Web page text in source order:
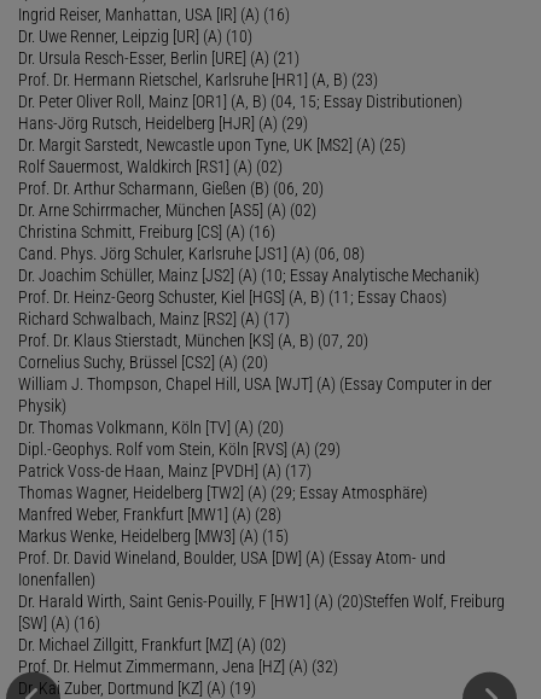
Ingrid Reiser, Manhattan, USA [IR] (A) (16)
Dr. Uwe Renner, Leipzig [UR] (A) (10)
Dr. Ursula Resch-Esser, Berlin [URE] (A) (21)
Prof. Dr. Hermann Rietschel, Karlsruhe [HR1] (A, B) (23)
Dr. Peter Oliver Roll, Mainz [OR1] (A, B) (04, 15; Essay Distributionen)
Hans-Jörg Rutsch, Heidelberg [HJR] (A) (29)
Dr. Margit Sarstedt, Newcastle upon Tyne, UK [MS2] (A) (25)
Rolf Sauermost, Waldkirch [RS1] (A) (02)
Prof. Dr. Arthur Scharmann, Gießen (B) (06, 20)
Dr. Arne Schirrmacher, München [AS5] (A) (02)
Christina Schmitt, Freiburg [CS] (A) (16)
Cand. Phys. Jörg Schuler, Karlsruhe [JS1] (A) (06, 08)
Dr. Joachim Schüller, Mainz [JS2] (A) (10; Essay Analytische Mechanik)
Prof. Dr. Heinz-Georg Schuster, Kiel [HGS] (A, B) (11; Essay Chaos)
Richard Schwalbach, Mainz [RS2] (A) (17)
Prof. Dr. Klaus Stierstadt, München [KS] (A, B) (07, 20)
Cornelius Suchy, Brüssel [CS2] (A) (20)
William J. Thompson, Chapel Hill, USA [WJT] (A) (Essay Computer in der
Physik)
Dr. Thomas Volkmann, Köln [TV] (A) (20)
Dipl.-Geophys. Rolf vom Stein, Köln [RVS] (A) (29)
Patrick Voss-de Haan, Mainz [PVDH] (A) (17)
Thomas Wagner, Heidelberg [TW2] (A) (29; Essay Atmosphäre)
Manfred Weber, Frankfurt [MW1] (A) (28)
Markus Wenke, Heidelberg [MW3] (A) (15)
Prof. Dr. David Wineland, Boulder, USA [DW] (A) (Essay Atom- und
Ionenfallen)
Dr. Harald Wirth, Saint Genis-Pouilly, F [HW1] (A) (20)Steffen Wolf, Freiburg
[SW] (A) (16)
Dr. Michael Zillgitt, Frankfurt [MZ] (A) (02)
Prof. Dr. Helmut Zimmermann, Jena [HZ] (A) (32)
Dr. Kai Zuber, Dortmund [KZ] (A) (19)